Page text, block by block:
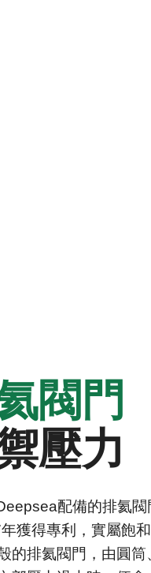
閥門
壓力
配備的排氦
獲得專利，實屬飽
的排氦閥門，由圓